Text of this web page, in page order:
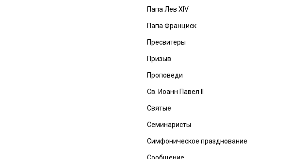
Папа Лев XIV
Папа Франциск
Пресвитеры
Призыв
Проповеди
Св. Иоанн Павел II
Святые
Семинаристы
Симфоническое празднование